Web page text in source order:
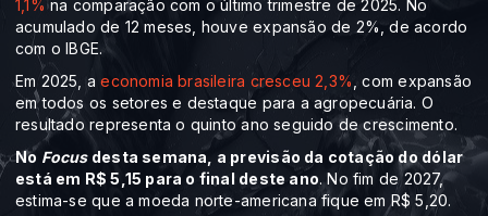
1,1% na comparação com o último trimestre de 2025. No
acumulado de 12 meses, houve expansão de 2%, de acordo
com o IBGE.
Em 2025, aeconomia brasileira cresceu 2,3% , com expansão
em todos os setores e destaque para a agropecuária. O
resultado representa o quinto ano seguido de crescimento.
No Focusdesta semana, a previsão da cotação do dólar
está em R$ 5,15 para o final deste ano. No fim de 2027,
estima-se que a moeda norte-americana fique em R$ 5,20.